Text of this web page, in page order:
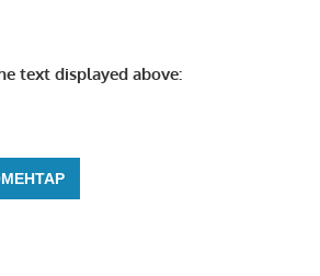
text displayed above: